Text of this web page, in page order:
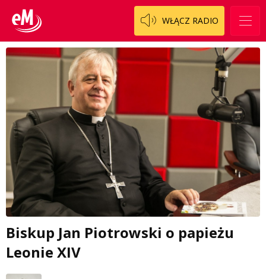
WŁĄCZ RADIO
Biskup Jan Piotrowski o papieżu
Leonie XIV